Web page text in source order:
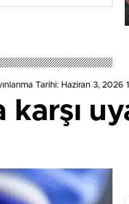
Tarihi: Haziran 3, 2026
karşı